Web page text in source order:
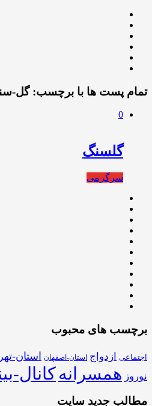
تمام پست ها با برچسب:گل-
0
گلسنگ
سرگرمی
برچسب های محبوب
اجتماعی ازدواج استان-اصفهان استان-
نوروز همسرانهکانال-
مطالب جدید سایت